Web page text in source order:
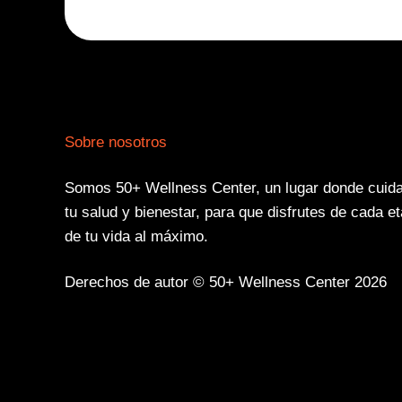
Sobre nosotros
Somos 50+ Wellness Center, un lugar donde
tu salud y bienestar, para que disfrutes de cada
de tu vida al máximo.
Derechos de autor © 50+ Wellness Center 2026